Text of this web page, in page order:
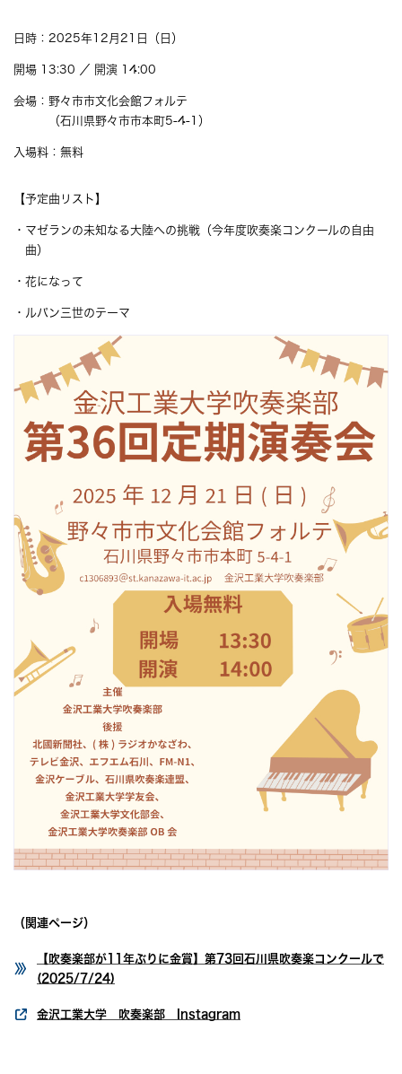
日時：2025年12月21日（日）
開場 13:30 ／ 開演 14:00
会場：野々市市文化会館フォルテ
（石川県野々市市本町5-4-1）
入場料：無料
【予定曲リスト】
・マゼランの未知なる大陸への挑戦（今年度吹奏楽コンクールの自由
曲）
・花になって
・ルパン三世のテーマ
（関連ページ）
【吹奏楽部が11年ぶりに金賞】第73回石川県吹奏楽コンクールで
(2025/7/24)
金沢工業大学 吹奏楽部 Instagram